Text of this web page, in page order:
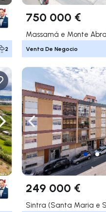
2
750 000 €
Massamá e Monte
Venta De Negocio
Navegar a la derecha
Navega a la
249 000 €